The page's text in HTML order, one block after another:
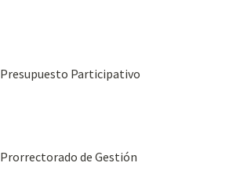
Presupuesto Participativo
Prorrectorado de Gestión